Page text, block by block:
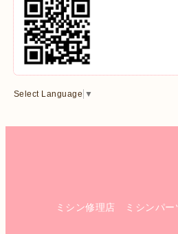
Select Language ▼
ミシン修理店 ミシンパー